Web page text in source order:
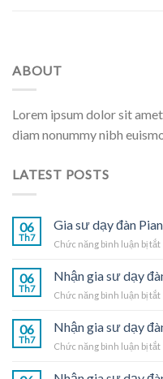
ABOUT
Lorem ipsum dolor sit
diam nonummy nibh
LATEST POSTS
06
Th7
Gia sư dạy đàn
Chức năng bình luận bị tắtở
06
Th7
Nhận gia sư dạy
Chức năng bình luận bị tắtở
06
Th7
Nhận gia sư dạy
Chức năng bình luận bị tắtở